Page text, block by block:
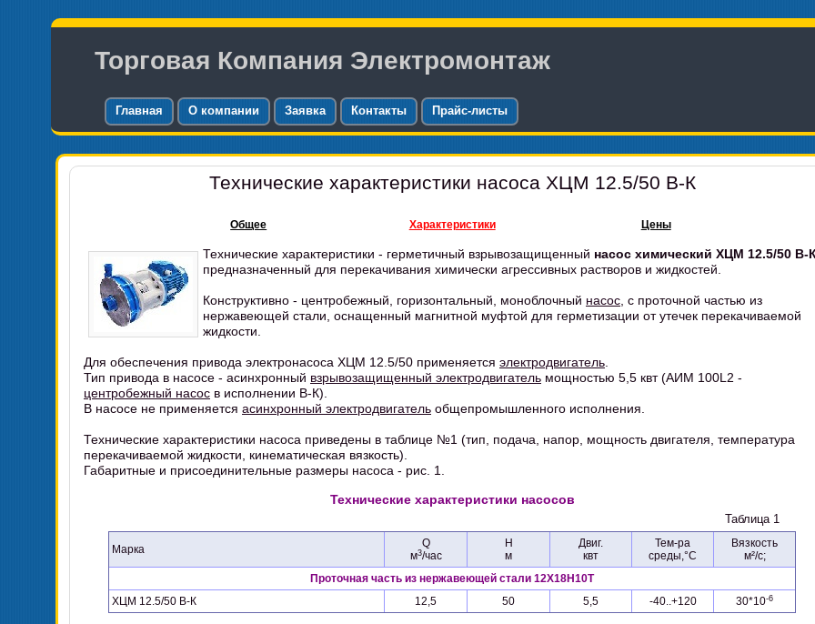
Торговая Компания Электромонтаж
Главная О компании Заявка Контакты Прайс-листы
Технические характеристики насоса ХЦМ 12.5/50 В-К
Общее Характеристики Цены
Технические характеристики - герметичный взрывозащищенный насос химический ХЦМ 12.5/50 В-К
предназначенный для перекачивания химически агрессивных растворов и жидкостей.
Конструктивно - центробежный, горизонтальный, моноблочный насос , с проточной частью из
нержавеющей стали, оснащенный магнитной муфтой для герметизации от утечек перекачиваемой
жидкости.
Для обеспечения привода электронасоса ХЦМ 12.5/50 применяется электродвигатель
Тип привода в насосе - асинхронный взрывозащищенный электродвигатель мощностью 5,5 квт (АИМ 100L2 -
центробежный насос в исполнении В-К).
В насосе не применяется асинхронный электродвигатель общепромышленного исполнения.
Технические характеристики насоса приведены в таблице №1 (тип, подача, напор, мощность двигателя, температура
перекачиваемой жидкости, кинематическая вязкость).
Габаритные и присоединительные размеры насоса - рис. 1.
Технические характеристики насосов
Таблица 1
Марка
Q
м3/час
H
м
Двиг.
квт
Тем-ра
среды,°C
Вязкость
м²/с;
Проточная часть из нержавеющей стали 12Х18Н10Т
ХЦМ 12.5/50 В-К
12,5 50 5,5 -40..+120 30*10-6